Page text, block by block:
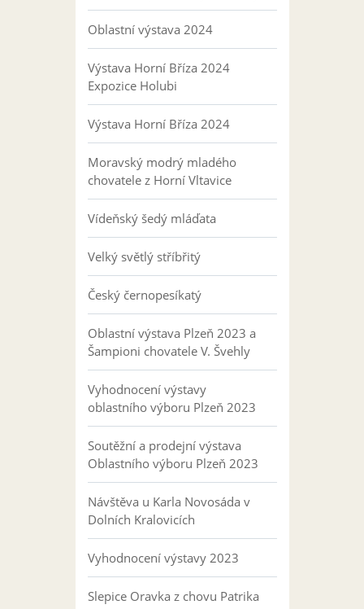
Oblastní výstava 2024
Výstava Horní Bříza 2024
Expozice Holubi
Výstava Horní Bříza 2024
Moravský modrý mladého
chovatele z Horní Vltavice
Vídeňský šedý mláďata
Velký světlý stříbřitý
Český černopesíkatý
Oblastní výstava Plzeň 2023 a
Šampioni chovatele V. Švehly
Vyhodnocení výstavy
oblastního výboru Plzeň 2023
Soutěžní a prodejní výstava
Oblastního výboru Plzeň 2023
Návštěva u Karla Novosáda v
Dolních Kralovicích
Vyhodnocení výstavy 2023
Slepice Oravka z chovu Patrika